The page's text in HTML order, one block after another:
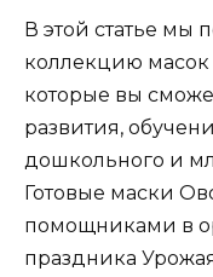
В этой статье мы
коллекцию
которые вы
развития,
дошкольного и
Готовые маски
помощниками в
праздника